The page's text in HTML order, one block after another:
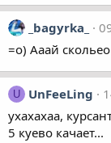
_bagyrka_
=о) Ааай
U UnFeeLing
ухахахаа,
5 куево качает...